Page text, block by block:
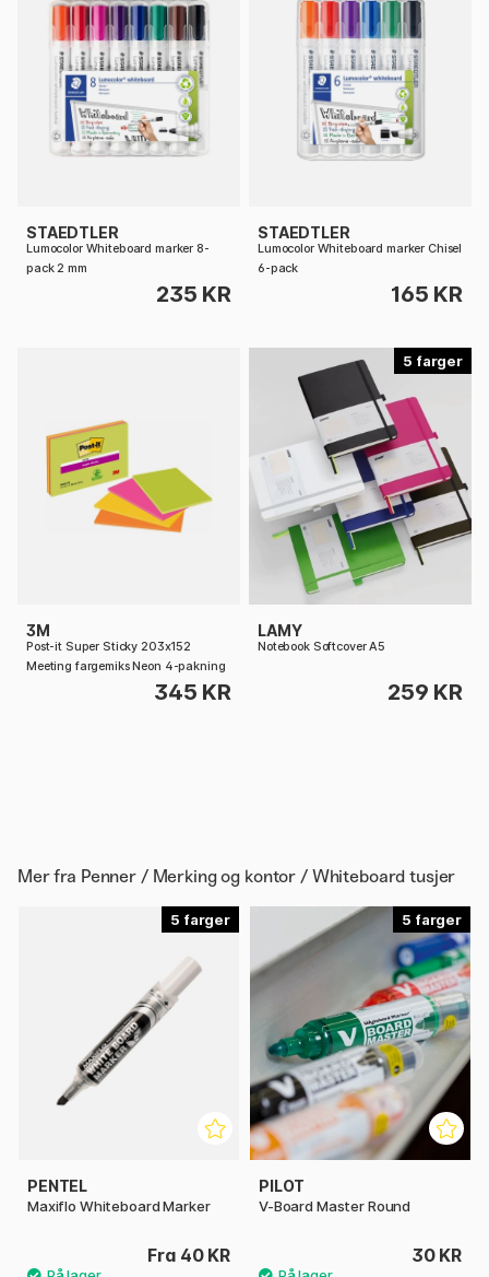
STAEDTLER
Lumocolor Whiteboard marker 8-
pack 2 mm
235 KR
STAEDTLER
Lumocolor Whiteboard marker Chisel
6-pack
165 KR
3M
Post‑it Super Sticky 203x152
Meeting fargemiks Neon 4‑pakning
345 KR
5
LAMY
Notebook Softcover A5
259 KR
Mer fra Penner / Merking og kontor / Whiteboard tusjer
5
PENTEL
Maxiflo Whiteboard Marker
Fra 40 KR
5
PILOT
V-Board Master Round
30 KR